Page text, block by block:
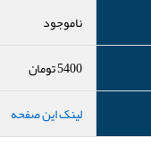
ناموجود
5400تومان
لینک این صفحه